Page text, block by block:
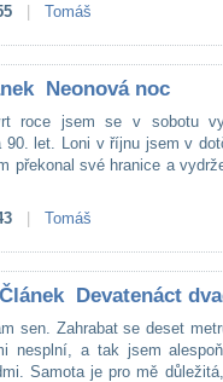
Tomáš
Neonová noc
roce jsem se v sobotu
let. Loni v říjnu jsem v
překonal své hranice a
Tomáš
Devatenáct
sen. Zahrabat se deset
nesplní, a tak jsem
Samota je pro mě